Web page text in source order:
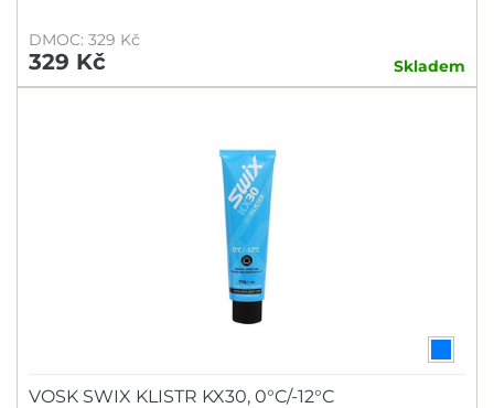
DMOC: 329 Kč
329 Kč Skladem
VOSK SWIX KLISTR KX30, 0°C/-12°C